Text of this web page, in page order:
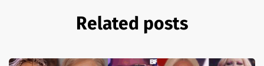
Related posts